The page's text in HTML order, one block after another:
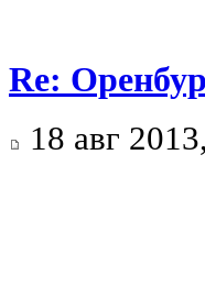
Re:
18 авг